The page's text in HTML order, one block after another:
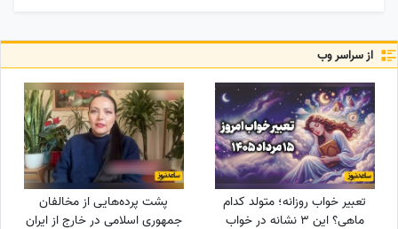
از سراسر وب
تعبیر خواب روزانه؛ متولد کدام
ماهی؟ این 3 نشانه در خواب
پشت پرده‌هایی از مخالفان
جمهوری اسلامی در خارج از ایران